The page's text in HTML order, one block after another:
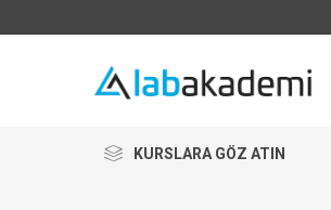
KURSLARA GÖZ ATIN